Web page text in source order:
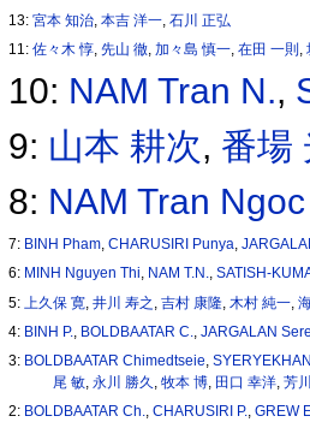
13:宮本 知治,本吉 洋一,石川 正弘
11:佐々木 惇,先山 徹,加々島 慎一,在田 一則 ,
10: NAM Tran N.,
9: 山本 耕次, 番場
8: NAM Tran Ngoc
7: BINH Pham,CHARUSIRI Punya,
6: MINH Nguyen Thi, NAM T.N.,SATISH-
5:
上久保 寛 ,井川 寿之 ,吉村 康隆 木村 純一 ,
4: BINH P. BOLDBAATAR C. ,JARGALAN
3: BOLDBAATAR Chimedtseie ,
尾 敏, 永川 勝久 牧本 博, 田口 幸洋, 芳
2: BOLDBAATAR Ch. ,CHARUSIRI P. ,GREW